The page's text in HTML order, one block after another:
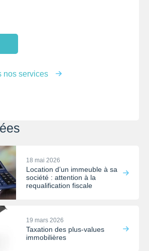
nos services
18 mai 2026
Location d’un immeuble à sa
société : attention à la
requalification fiscale
19 mars 2026
Taxation des plus-values
immobilières